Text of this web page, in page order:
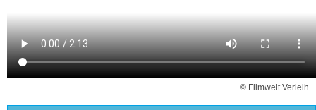
© Filmwelt Verleih